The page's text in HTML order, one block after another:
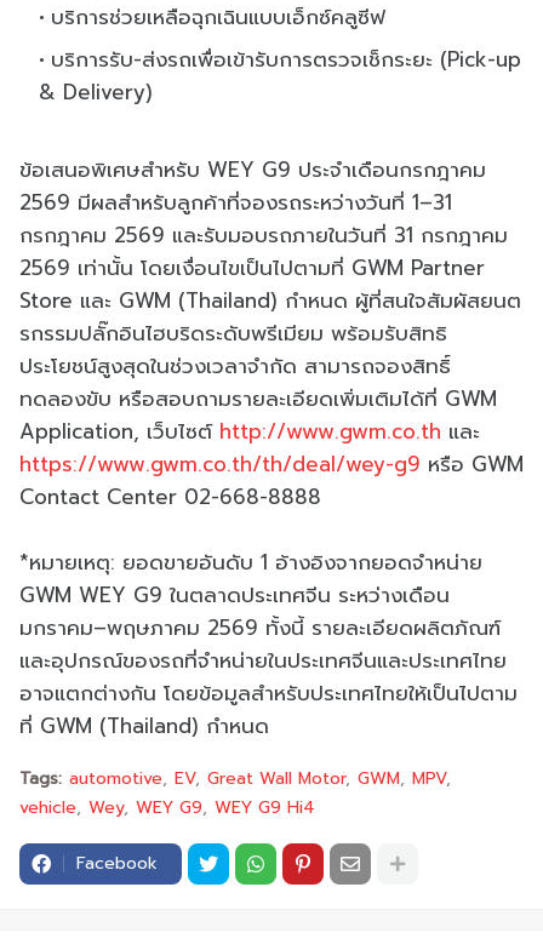
บริการช่วยเหลือฉุกเฉินแบบเอ็กซ์คลูซีฟ
บริการรับ-ส่งรถเพื่อเข้ารับการตรวจเช็กระยะ (Pick-up
& Delivery)
ข้อเสนอพิเศษสำหรับ WEY G9 ประจำเดือนกรกฎาคม
2569 มีผลสำหรับลูกค้าที่จองรถระหว่างวันที่ 1–31
กรกฎาคม 2569 และรับมอบรถภายในวันที่ 31 กรกฎาคม
2569 เท่านั้น โดยเงื่อนไขเป็นไปตามที่ GWM Partner
Store และ GWM (Thailand) กำหนด ผู้ที่สนใจสัมผัสยนต
รกรรมปลั๊กอินไฮบริดระดับพรีเมียม พร้อมรับสิทธิ
ประโยชน์สูงสุดในช่วงเวลาจำกัด สามารถจองสิทธิ์
ทดลองขับ หรือสอบถามรายละเอียดเพิ่มเติมได้ที่ GWM
Application, เว็บไซต์ http://www.gwm.co.th และ
https://www.gwm.co.th/th/deal/wey-g9 หรือ GWM
Contact Center 02-668-8888
*หมายเหตุ: ยอดขายอันดับ 1 อ้างอิงจากยอดจำหน่าย
GWM WEY G9 ในตลาดประเทศจีน ระหว่างเดือน
มกราคม–พฤษภาคม 2569 ทั้งนี้ รายละเอียดผลิตภัณฑ์
และอุปกรณ์ของรถที่จำหน่ายในประเทศจีนและประเทศไทย
อาจแตกต่างกัน โดยข้อมูลสำหรับประเทศไทยให้เป็นไปตาม
ที่ GWM (Thailand) กำหนด
Tags: automotive EV Great Wall Motor GWM MPV
vehicle Wey WEY G9 WEY G9 Hi4
Facebook